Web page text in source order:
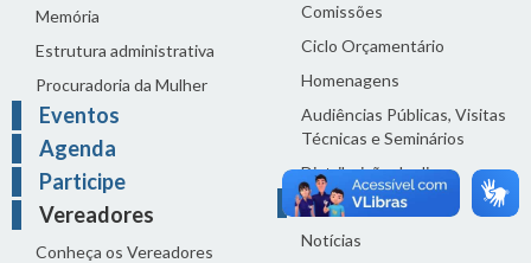
Memória
Estrutura administrativa
Procuradoria da Mulher
Eventos
Agenda
Participe
Vereadores
Conheça os Vereadores
Comissões
Ciclo Orçamentário
Homenagens
Audiências Públicas, Visitas
Técnicas e Seminários
Distribuição do dia
Comunicação
Notícias